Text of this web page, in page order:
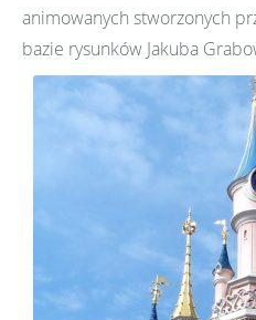
animowanych stworzonych
bazie rysunków Jakuba